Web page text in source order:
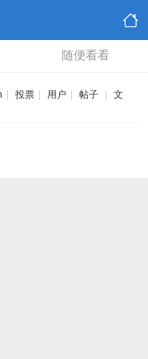
随便看看
投票 用户 帖子
文